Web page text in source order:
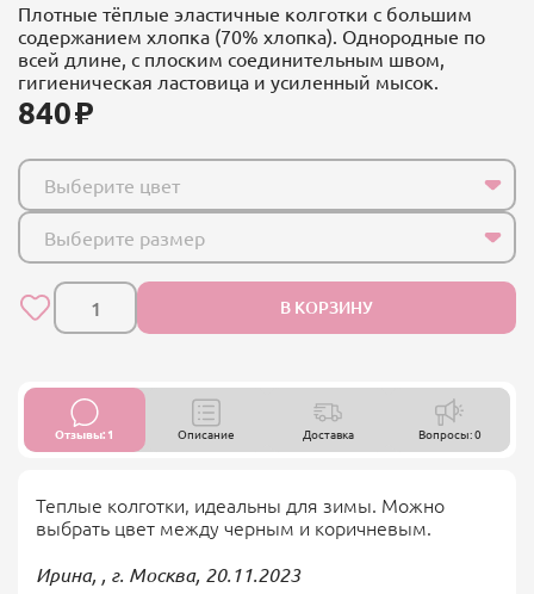
Плотные тёплые эластичные колготки с большим
содержанием хлопка (70% хлопка). Однородные по
всей длине, с плоским соединительным швом,
гигиеническая ластовица и усиленный мысок.
840
Выберите цвет
Выберите размер
В КОРЗИНУ
Отзывы: 1 Описание Доставка Вопросы: 0
Теплые колготки, идеальны для зимы. Можно
выбрать цвет между черным и коричневым.
Ирина, , г. Москва, 20.11.2023